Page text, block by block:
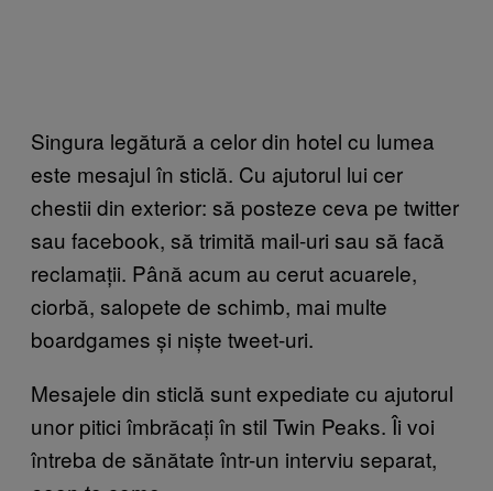
Singura legătură a celor din hotel cu lumea
este mesajul în sticlă. Cu ajutorul lui cer
chestii din exterior: să posteze ceva pe twitter
sau facebook, să trimită mail-uri sau să facă
reclamații. Până acum au cerut acuarele,
ciorbă, salopete de schimb, mai multe
boardgames și niște tweet-uri.
Mesajele din sticlă sunt expediate cu ajutorul
unor pitici îmbrăcați în stil Twin Peaks. Îi voi
întreba de sănătate într-un interviu separat,